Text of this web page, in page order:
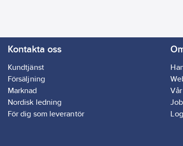
Kontakta oss
Kundtjänst
Försäljning
Marknad
Nordisk ledning
För dig som leverantör